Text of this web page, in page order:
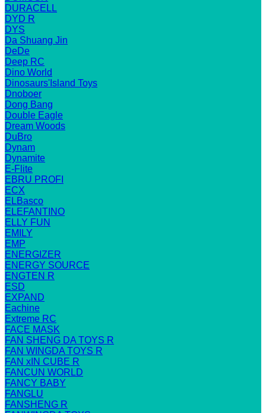
DURACELL
DYD R
DYS
Da Shuang Jin
DeDe
Deep RC
Dino World
Dinosaurs'Island Toys
Dnoboer
Dong Bang
Double Eagle
Dream Woods
DuBro
Dynam
Dynamite
E-Flite
EBRU PROFI
ECX
ELBasco
ELEFANTINO
ELLY FUN
EMILY
EMP
ENERGIZER
ENERGY SOURCE
ENGTEN R
ESD
EXPAND
Eachine
Extreme RC
FACE MASK
FAN SHENG DA TOYS R
FAN WINGDA TOYS R
FAN xIN CUBE R
FANCUN WORLD
FANCY BABY
FANGLU
FANSHENG R